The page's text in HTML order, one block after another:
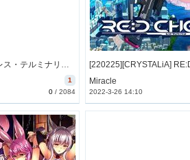
[220325][Whirlpool] アンレス・テルミナリア Sofmap特典 ドラマ「恋とルチアのアイ・ラブ・ロック」 [260M] [1159440]
1
0/ 2084
Miracle
2022-3-26 14:10